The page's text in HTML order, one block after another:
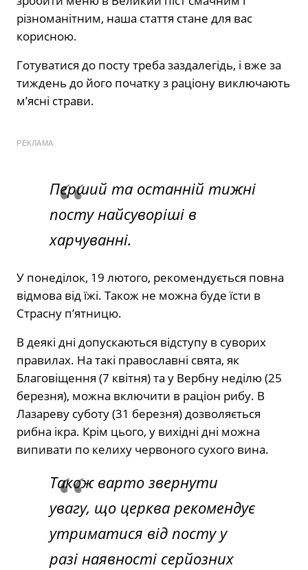
різноманітним, наша стаття стане для вас
корисною.
Готуватися до посту треба заздалегідь, і вже за
тиждень до його початку з раціону виключають
м’ясні страви.
РЕКЛАМА
Перший та останній тижні
посту найсуворіші в
харчуванні.
У понеділок, 19 лютого, рекомендується повна
відмова від їжі. Також не можна буде їсти в
Страсну п’ятницю.
В деякі дні допускаються відступу в суворих
правилах. На такі православні свята, як
Благовіщення (7 квітня) та у Вербну неділю (25
березня), можна включити в раціон рибу. В
Лазареву суботу (31 березня) дозволяється
рибна ікра. Крім цього, у вихідні дні можна
випивати по келиху червоного сухого вина.
Також варто звернути
увагу, що церква рекомендує
утриматися від посту у
разі наявності серйозних